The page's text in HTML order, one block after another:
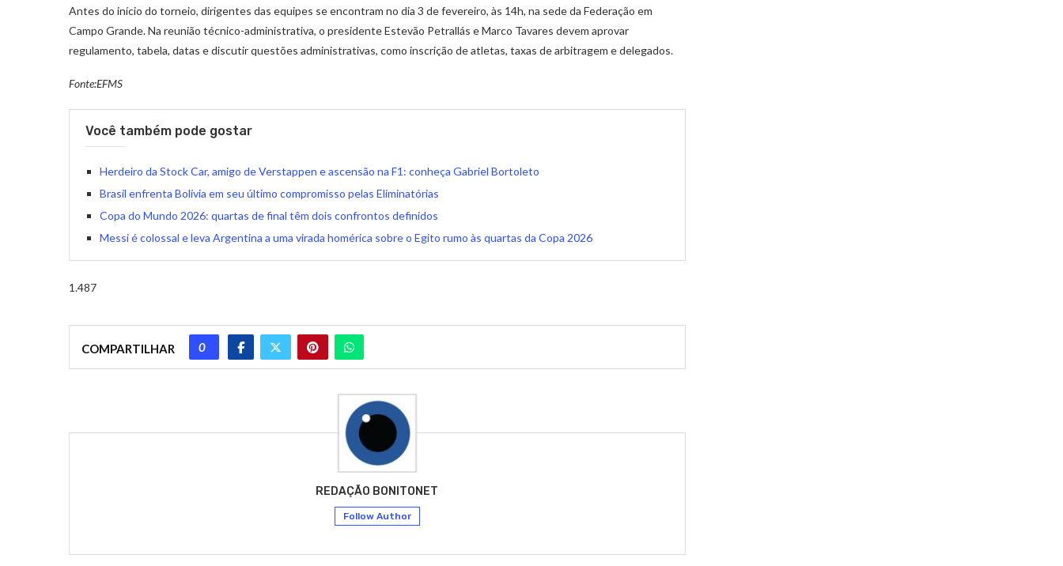
Antes do início do torneio, dirigentes das equipes se encontram no dia 3 de fevereiro, às 14h, na sede da Federação em
Campo Grande. Na reunião técnico-administrativa, o presidente Estevão Petrallás e Marco Tavares devem aprovar
regulamento, tabela, datas e discutir questões administrativas, como inscrição de atletas, taxas de arbitragem e delegados.
Fonte:EFMS
Você também pode gostar
Herdeiro da Stock Car, amigo de Verstappen e ascensão na F1: conheça Gabriel Bortoleto
Brasil enfrenta Bolívia em seu último compromisso pelas Eliminatórias
Copa do Mundo 2026: quartas de final têm dois confrontos definidos
Messi é colossal e leva Argentina a uma virada homérica sobre o Egito rumo às quartas da Copa 2026
1.487
COMPARTILHAR 0
REDAÇÃO BONITONET
Follow Author